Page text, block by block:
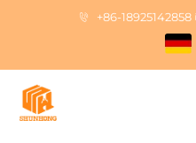
+86-18925142858